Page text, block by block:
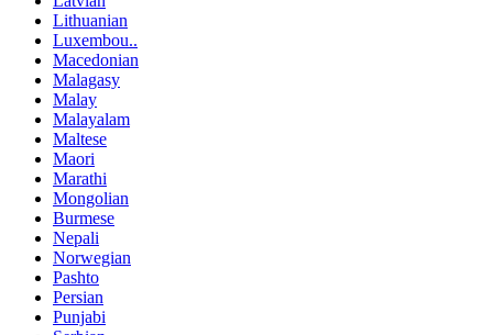
Lithuanian
Luxembou..
Macedonian
Malagasy
Malay
Malayalam
Maltese
Maori
Marathi
Mongolian
Burmese
Nepali
Norwegian
Pashto
Persian
Punjabi